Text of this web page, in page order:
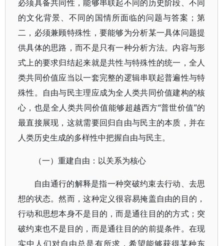
必须具备共同性，能够串联起不同的历史阶段、不同
的文化背景、不同的国情所面临的问题与答案；第
二，必须兼顾特殊性，要能够为分析某一具体问题提
供具体的思路，而不是只有一种分析方法。内容与形
式上的要求归结起来就是共性与特殊性的统一，全人
类共同价值应当以一套完整的逻辑串联起普遍性与特
殊性。自由与民主理应成为全人类共同价值建构的核
心，也是全人类共同价值能够超越西方“普世价值”的
最直接展现，这就需要回归自由与民主的本质，并在
人类历史生成的多样性中把握自由与民主。
（一）重建自由：以关系为核心
自由通行的解释是指一种突破约束去行动、去思
想的状态。然而，这种定义很容易掩盖自由的目的，
行动和思想本身不是目的，而是通往目的的方式；突
破约束也不是目的，而是通往目的的前提条件。在现
实中人们对自由总是有所求，希望能够获得某种东